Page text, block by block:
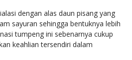
dengan alas daun pisang yang
sayuran sehingga bentuknya lebih
tumpeng ini sebenarnya cukup
keahlian tersendiri dalam